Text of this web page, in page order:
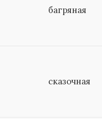
багряная
сказочная